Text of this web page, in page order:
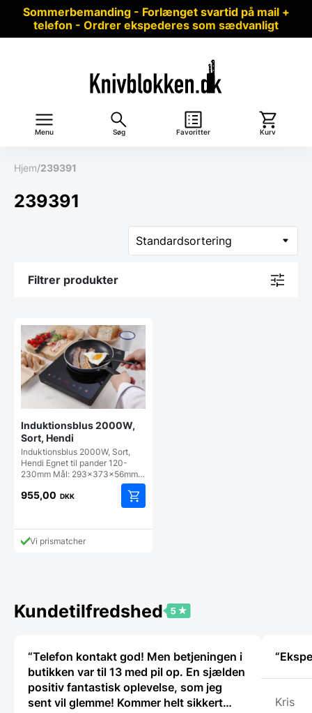
Sommerbemanding - Forlænget svartid på mail +
telefon - Ordrer ekspederes som sædvanligt
Menu Søg Favoritter Kurv
Hjem/239391
239391
Filtrer produkter
Induktionsblus 2000W,
Sort, Hendi
Induktionsblus 2000W, Sort,
Hendi Egnet til pander 120-
230mm Mål: 293x373x56mm…
955,00 DKK
Vi prismatcher
Kundetilfredshed
“Telefon kontakt god! Men betjeningen i
butikken var til 13 med pil op. En sjælden
positiv fantastisk oplevelse, som jeg
sent vil glemme! Kommer helt sikkert
Kris